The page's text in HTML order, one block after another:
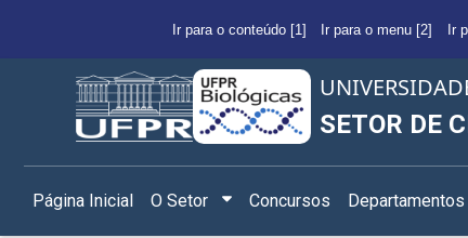
Ir para o conteúdo [1] Ir para o menu [2] Ir
SETOR DE
Página Inicial O Setor Concursos Departamentos